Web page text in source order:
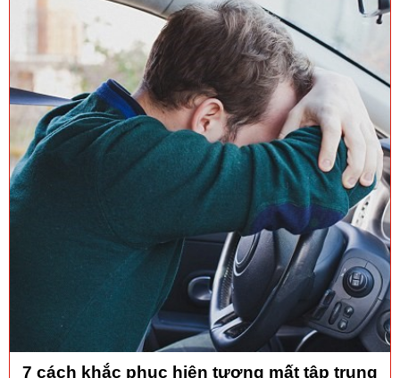
7 cách khắc phục hiện tượng mất tập trung